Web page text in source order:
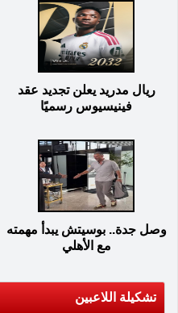
ريال مدريد يعلن تجديد عقد
فينيسيوس رسميًا
وصل جدة.. بوسيتش يبدأ مهمته
مع الأهلي
تشكيلة اللاعبين